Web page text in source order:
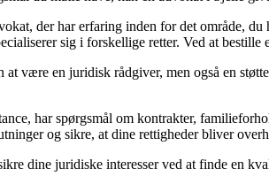
der har erfaring inden for det område,
sig i forskellige retter. Ved at
være en juridisk rådgiver, men også en
har spørgsmål om kontrakter,
og sikre, at dine rettigheder bliver
dine juridiske interesser ved at finde en